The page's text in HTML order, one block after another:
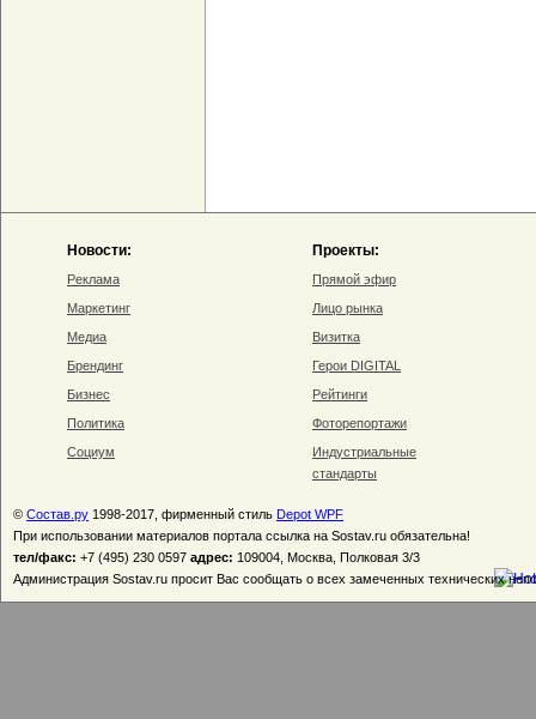
Новости:
Реклама
Маркетинг
Медиа
Брендинг
Бизнес
Политика
Социум
Проекты:
Прямой эфир
Лицо рынка
Визитка
Герои DIGITAL
Рейтинги
Фоторепортажи
Индустриальные
стандарты
© Состав.ру 1998-2017, фирменный стиль Depot WPF
При использовании материалов портала ссылка на Sostav.ru обязательна!
тел/факс: +7 (495) 230 0597 адрес: 109004, Москва, Полковая 3/3
Администрация Sostav.ru просит Вас сообщать о всех замеченных технических